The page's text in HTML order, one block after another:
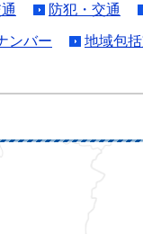
防犯・交通
ンバー 地域包